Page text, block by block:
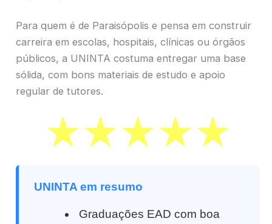
Para quem é de Paraisópolis e pensa em construir
carreira em escolas, hospitais, clínicas ou órgãos
públicos, a UNINTA costuma entregar uma base
sólida, com bons materiais de estudo e apoio
regular de tutores.
UNINTA em resumo
Graduações EAD com boa